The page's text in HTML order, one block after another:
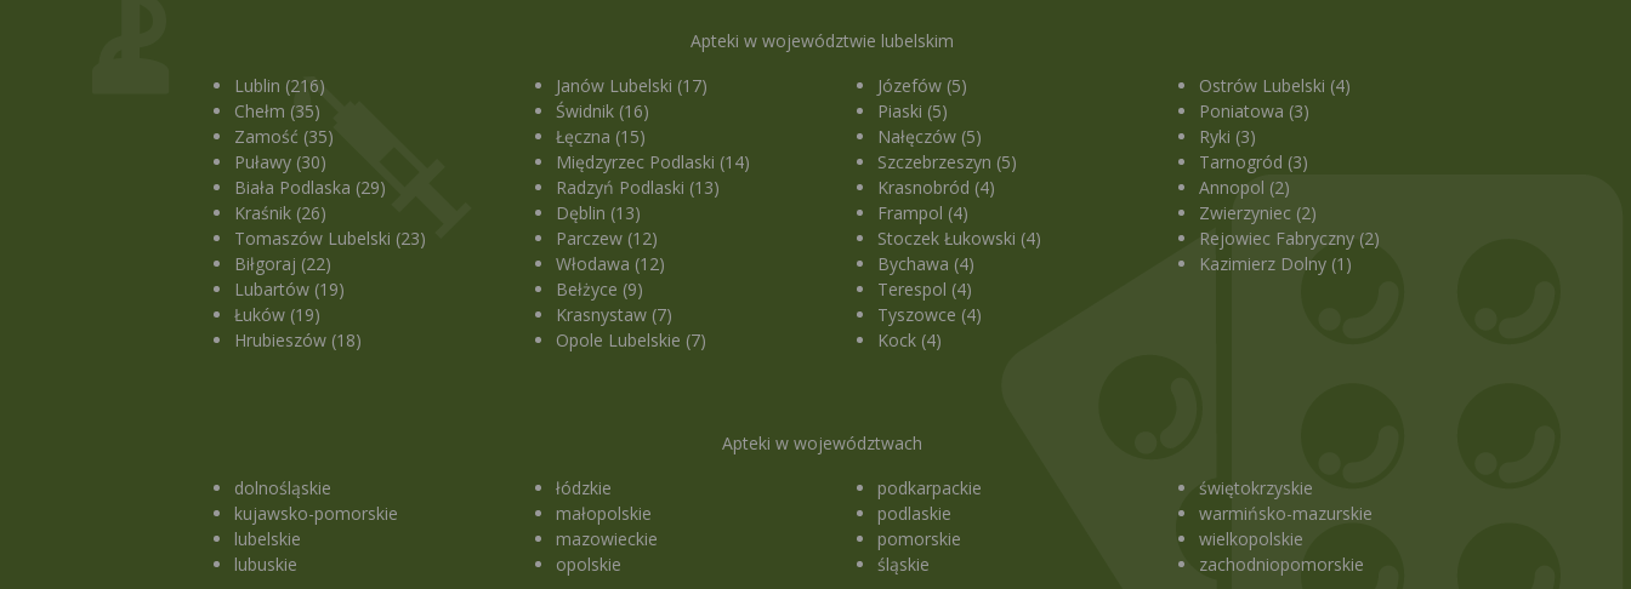
Apteki w województwie lubelskim
Lublin (216)
Chełm (35)
Zamość (35)
Puławy (30)
Biała Podlaska (29)
Kraśnik (26)
Tomaszów Lubelski (23)
Biłgoraj (22)
Lubartów (19)
Łuków (19)
Hrubieszów (18)
Janów Lubelski (17)
Świdnik (16)
Łęczna (15)
Międzyrzec Podlaski (14)
Radzyń Podlaski (13)
Dęblin (13)
Parczew (12)
Włodawa (12)
Bełżyce (9)
Krasnystaw (7)
Opole Lubelskie (7)
Józefów (5)
Piaski (5)
Nałęczów (5)
Szczebrzeszyn (5)
Krasnobród (4)
Frampol (4)
Stoczek Łukowski (4)
Bychawa (4)
Terespol (4)
Tyszowce (4)
Kock (4)
Ostrów Lubelski (4)
Poniatowa (3)
Ryki (3)
Tarnogród (3)
Annopol (2)
Zwierzyniec (2)
Rejowiec Fabryczny (2)
Kazimierz Dolny (1)
Apteki w województwach
dolnośląskie
kujawsko-pomorskie
lubelskie
lubuskie
łódzkie
małopolskie
mazowieckie
opolskie
podkarpackie
podlaskie
pomorskie
śląskie
świętokrzyskie
warmińsko-mazurskie
wielkopolskie
zachodniopomorskie